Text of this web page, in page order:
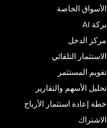
الأسواق الخاصة
بركة AI
مركز الدخل
الاستثمار التلقائي
تقويم المستثمر
تحليل الأسهم والتقارير
خطة إعادة استثمار الأرباح
الاشتراك